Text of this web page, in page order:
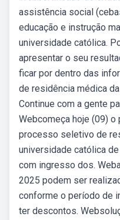
assistência social
educação e instrução
universidade católica.
apresentar o seu
ficar por dentro das
de residência médica
Continue com a gente
Webcomeça hoje (09)
processo seletivo de
universidade católica
com ingresso dos.
2025 podem ser
conforme o período de
ter descontos.